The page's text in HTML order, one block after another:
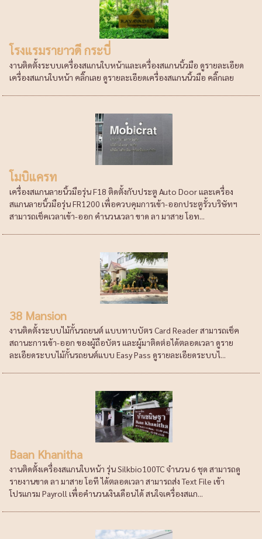
โรงแรมรายาวดี กระบี่
งานติดตั้งระบบเครื่องสแกนใบหน้าและเครื่องสแกนนิ้วมือ ดูรายละเอียด
เครื่องสแกนใบหน้า คลิ๊กเลย ดูรายละเอียดเครื่องสแกนนิ้วมือ คลิ๊กเลย
โมบิแครท
เครื่องสแกนลายนิ้วมือรุ่น F18 ติดตั้งกับประตู Auto Door และเครื่อง
สแกนลายนิ้วมือรุ่น FR1200 เพื่อควบคุมการเข้า-ออกประตูรั้วบริษัทฯ
สามารถเช็คเวลาเข้า-ออก คำนวนเวลา ขาด ลา มาสาย โอท...
38 Mansion
งานติดตั้งระบบไม้กั้นรถยนต์ แบบทาบบัตร Card Reader สามารถเช็ค
สถานะการเข้า-ออก ของผู้ถือบัตร และผู้มาติดต่อได้ตลอดเวลา ดูราย
ละเอียดระบบไม้กั้นรถยนต์แบบ Easy Pass ดูรายละเอียดระบบไ...
Baan Khanitha
งานติดตั้งเครื่องสแกนใบหน้า รุ่น Silkbio100TC จำนวน 6 ชุด สามารถดู
รายงานขาด ลา มาสาย โอที ได้ตลอดเวลา สามารถส่ง Text File เข้า
โปรแกรม Payroll เพื่อคำนวนเงินเดือนได้ สนใจเครื่องสแก...